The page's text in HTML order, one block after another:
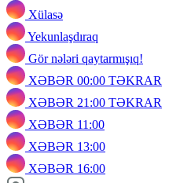
Xülasə
Yekunlaşdıraq
Gör nələri qaytarmışıq!
XƏBƏR 00:00 TƏKRAR
XƏBƏR 21:00 TƏKRAR
XƏBƏR 11:00
XƏBƏR 13:00
XƏBƏR 16:00